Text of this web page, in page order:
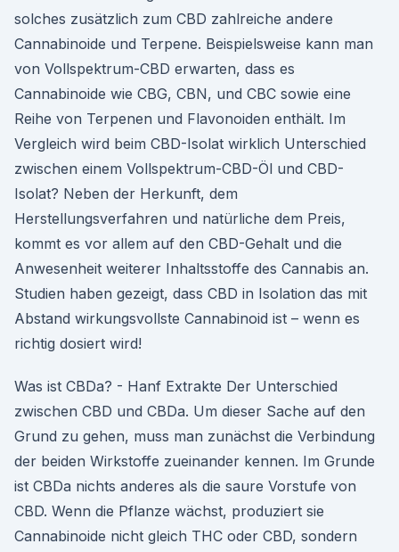
solches zusätzlich zum CBD zahlreiche andere
Cannabinoide und Terpene. Beispielsweise kann man
von Vollspektrum-CBD erwarten, dass es
Cannabinoide wie CBG, CBN, und CBC sowie eine
Reihe von Terpenen und Flavonoiden enthält. Im
Vergleich wird beim CBD-Isolat wirklich Unterschied
zwischen einem Vollspektrum-CBD-Öl und CBD-
Isolat? Neben der Herkunft, dem
Herstellungsverfahren und natürliche dem Preis,
kommt es vor allem auf den CBD-Gehalt und die
Anwesenheit weiterer Inhaltsstoffe des Cannabis an.
Studien haben gezeigt, dass CBD in Isolation das mit
Abstand wirkungsvollste Cannabinoid ist – wenn es
richtig dosiert wird!
Was ist CBDa? - Hanf Extrakte Der Unterschied
zwischen CBD und CBDa. Um dieser Sache auf den
Grund zu gehen, muss man zunächst die Verbindung
der beiden Wirkstoffe zueinander kennen. Im Grunde
ist CBDa nichts anderes als die saure Vorstufe von
CBD. Wenn die Pflanze wächst, produziert sie
Cannabinoide nicht gleich THC oder CBD, sondern